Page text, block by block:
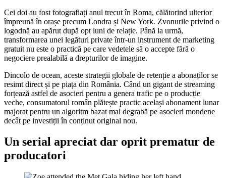
Cei doi au fost fotografiați anul trecut în Roma, călătorind ulterior
împreună în orașe precum Londra și New York. Zvonurile privind o
logodnă au apărut după opt luni de relație. Până la urmă,
transformarea unei legături private într-un instrument de marketing
gratuit nu este o practică pe care vedetele să o accepte fără o
negociere prealabilă a drepturilor de imagine.
Dincolo de ocean, aceste strategii globale de retenție a abonaților se
resimt direct și pe piața din România. Când un gigant de streaming
forțează astfel de asocieri pentru a genera trafic pe o producție
veche, consumatorul român plătește practic același abonament lunar
majorat pentru un algoritm bazat mai degrabă pe asocieri mondene
decât pe investiții în conținut original nou.
Un serial apreciat dar oprit prematur de
producatori